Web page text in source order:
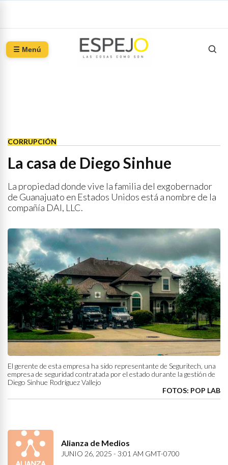
☰ Menú
CORRUPCIÓN
La casa de Diego Sinhue
La propiedad donde vive la familia del exgobernador
de Guanajuato en Estados Unidos está a nombre de la
compañía DAI, LLC.
El gerente de esta empresa ha sido representante de Seguritech, una
empresa de seguridad contratada por el estado durante la gestión de
Diego Sinhue Rodríguez Vallejo
FOTOS: POP LAB
Alianza de Medios
JUNIO 26, 2025 - 3:01 AM GMT-0700